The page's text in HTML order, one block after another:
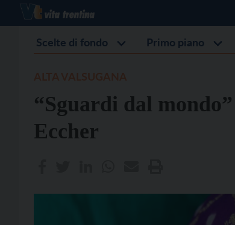
Scelte di fondo Primo piano
“Sguardi dal
Eccher